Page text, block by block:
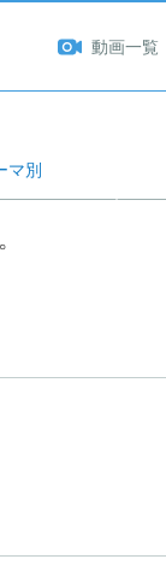
動画一覧
マ別